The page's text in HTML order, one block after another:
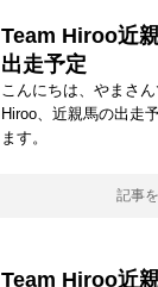
Team Hiroo近
出走予定
こんにちは、やまさ
Hiroo、近親馬の出走
ます。
記事
Team Hiroo近